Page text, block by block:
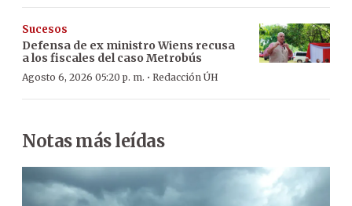
Sucesos
Defensa de ex ministro Wiens recusa
a los fiscales del caso Metrobús
Agosto 6, 2026 05:20 p. m. · Redacción ÚH
Notas más leídas